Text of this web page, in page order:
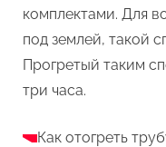
комплектами. Для
под землей, такой
Прогретый таким
три часа.
Как отогреть